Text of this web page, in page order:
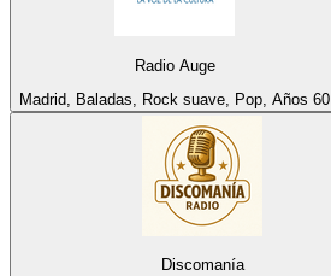
Radio Auge
Madrid, Baladas, Rock suave, Pop, Años 60
Discomanía